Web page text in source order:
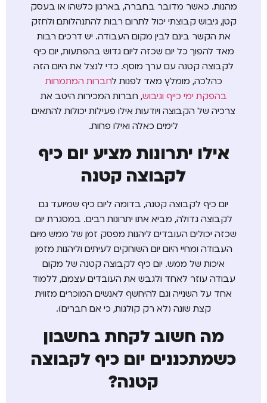
מהנות. כאשר מדובר בחברה, בארגון כלשהו או בעסק
קטן, גיבוש קבוצתי יכול לתרום רבות להתנהלותם ולחזק
את הקשר בינם לבין מקום העבודה. יש דרכים רבות
מאד להפוך כל יום שכזה ליום גדוש בהפתעות, יום כיף
לקבוצה קטנה עם ערך מוסף. כדי לנצל את היום הזה
כהלכה, מומלץ מאד לפנות לחברות המתמחות
בהפקת ימי כייף וגיבוש, חברות המכירות היטב את
צרכיה של הקבוצה ויודעות אילו פעילות יכולות להתאים
לימים כאלה ואילו פחות.
אילו יתרונות מציע יום כיף
לקבוצה קטנה
יום כיף לקבוצה קטנה, בדומה ליום כיף שמיועד גם
לקבוצה גדולה, מביא אתו יתרונות רבים. במסגרת יום
שכזה יכולים העובדים ליהנות מפסק זמן של ממש מיום
העבודה ומחיי היום יום השוחקים לעיתים וליהנות מזמן
איכות של ממש. יום כיף לקבוצה קטנה של מקום
עבודה עוזר לאחד ולגבש את העובדים עצמם, ללמוד
אחד על השנייה וגם להיחשף לאנשים המוכרים מזווית
קצת שונה (לא רק קולגות, כי אם חברים).
מה חשוב לקחת בחשבון
כשמתכננים יום כיף לקבוצה
קטנה?